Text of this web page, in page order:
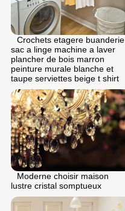
Crochets etagere buanderie
sac a linge machine a laver
plancher de bois marron
peinture murale blanche et
taupe serviettes beige t shirt
Moderne choisir maison
lustre cristal somptueux